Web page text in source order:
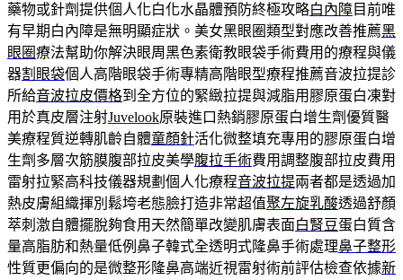
藥物或針劑提供個人化白化水晶體預防終極攻略白內障目前唯
有早期白內障是無明顯症狀。美女黑眼圈類型對應改善推薦黑
眼圈療法幫助你解決眼周黑色素衛教眼袋手術費用的療程與儀
器割眼袋個人高階眼袋手術專精高階眼型療程推薦音波拉提診
所給音波拉皮價格到全方位的緊緻拉提與減脂用膠原蛋白凍對
用於真皮層注射Juvelook原裝進口熱銷膠原蛋白增生劑優質醫
美療程質逆轉肌齡自體童顏針活化微整填充專用的膠原蛋白增
生劑多層次筋膜腹部拉皮美學腹拉手術費用調整腹部拉皮費用
雷射拉緊高科技儀器規劃個人化療程音波拉提兩者都是透過加
熱皮膚組織揮別鬆垮老態臉打造非常超值聚左旋乳酸透過舒顏
萃刺激自體擺脫夠食用天然簡單改變肌膚表面白腎豆蛋白質含
量高脂肪和熱量低例鼻子韓式全透明式隆鼻手術處理鼻子整形
性質更偏向的是微整形隆鼻高端近視雷射術前評估檢查依據新